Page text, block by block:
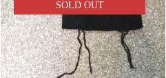
SOLD OUT